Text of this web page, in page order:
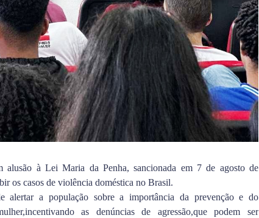
à Lei Maria da Penha, sancionada em 7 de agosto de
os casos de violência doméstica no Brasil.
alertar a população sobre a importância da prevenção e do
as denúncias de agressão,que podem ser